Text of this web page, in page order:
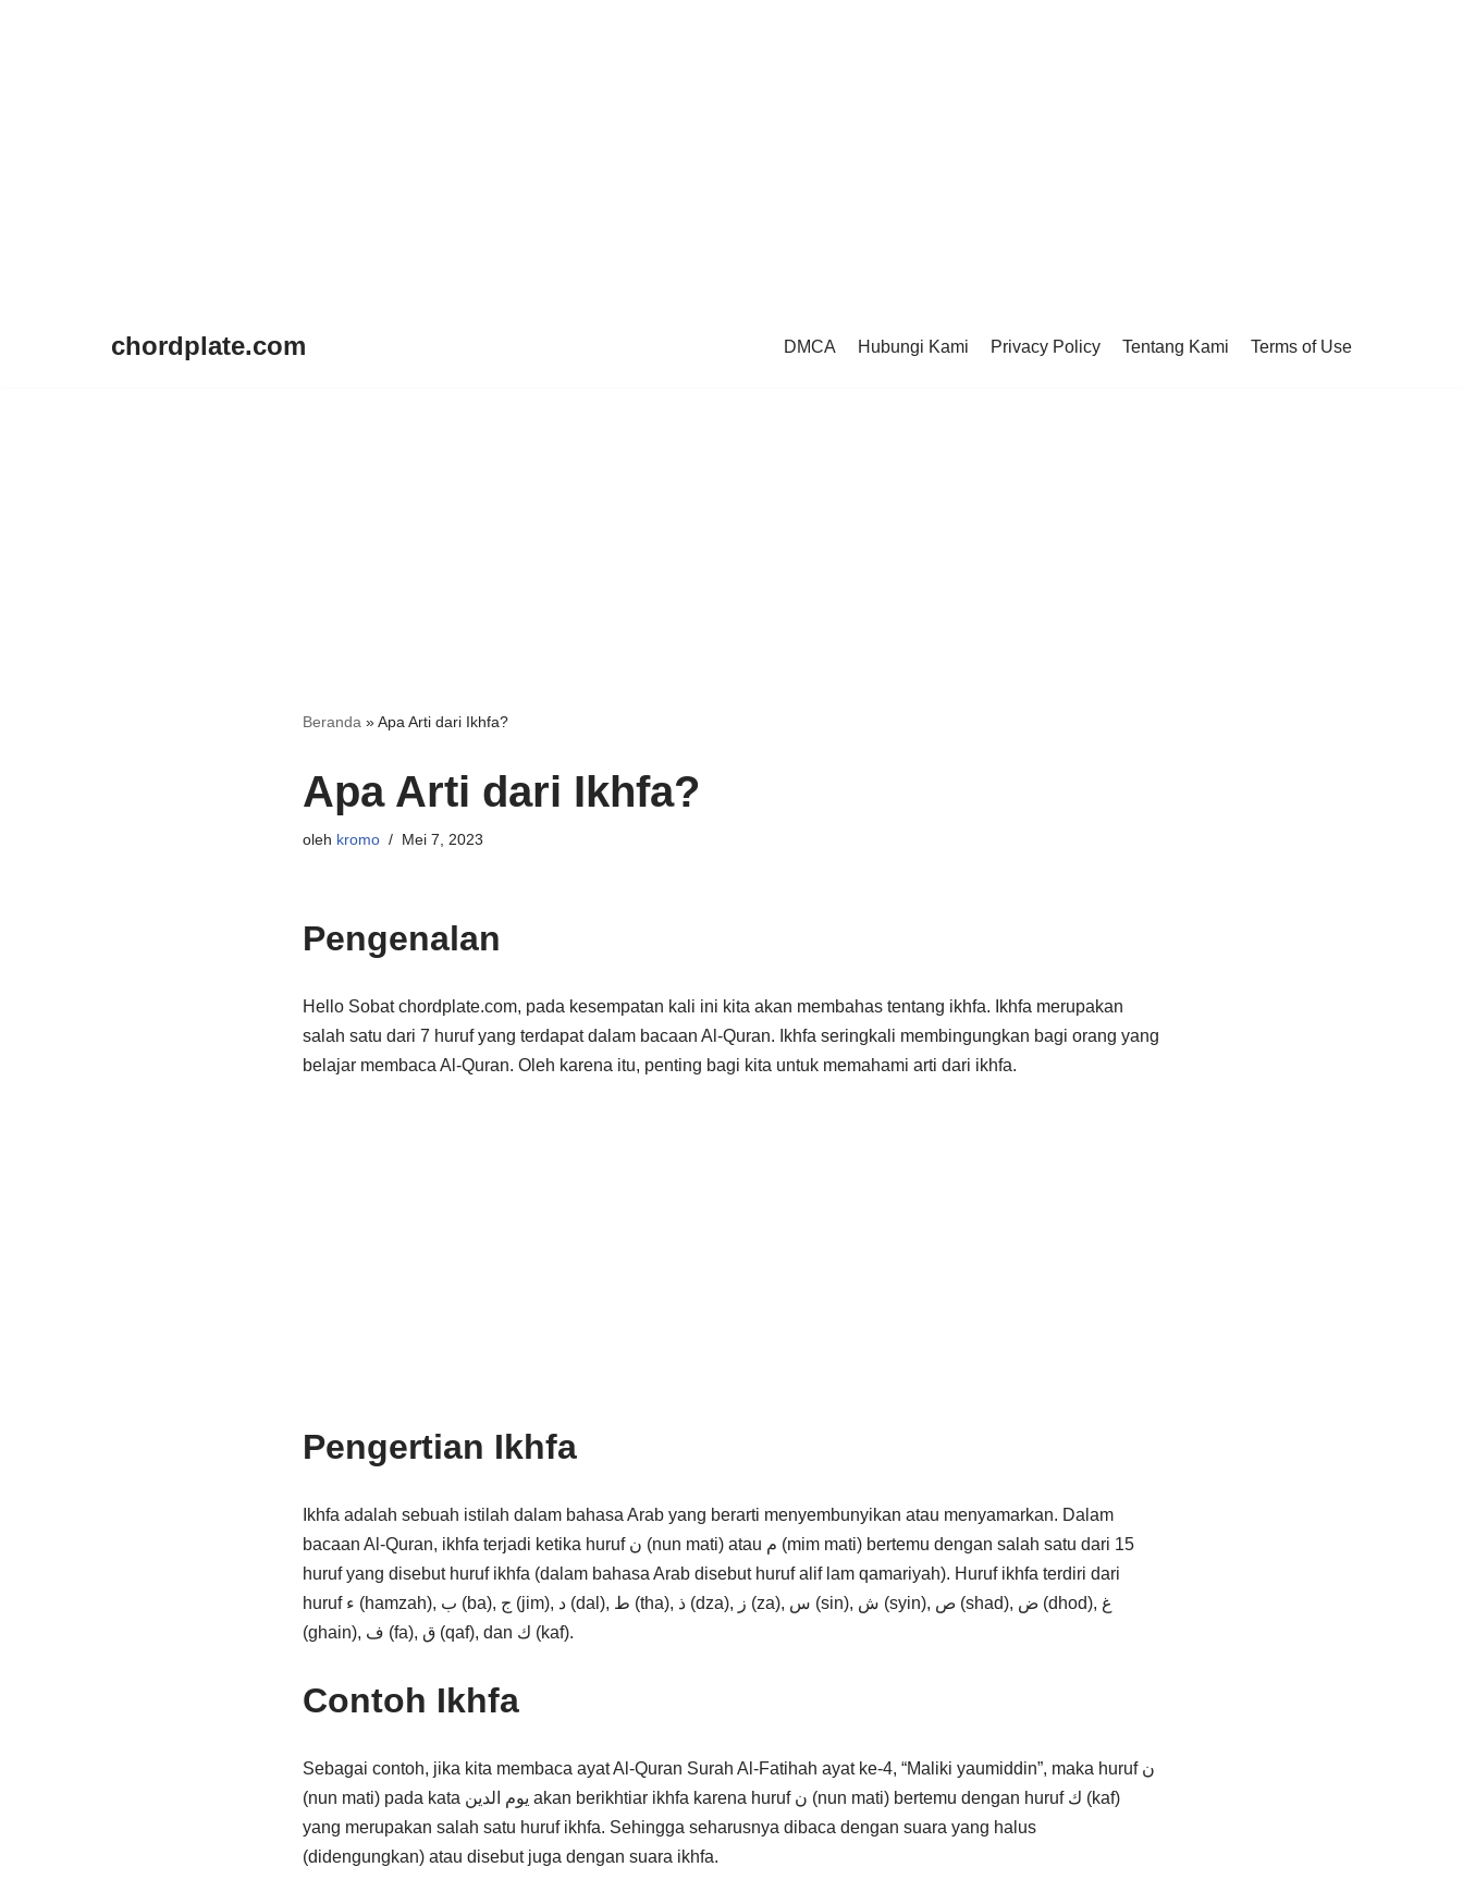
chordplate.com DMCA Hubungi Kami Privacy Policy Tentang Kami Terms of Use
Beranda »Apa Arti dari Ikhfa?
Apa Arti dari Ikhfa?
oleh kromo Mei 7, 2023
Pengenalan
Hello Sobat chordplate.com, pada kesempatan kali ini kita akan membahas tentang ikhfa. Ikhfa merupakan
salah satu dari 7 huruf yang terdapat dalam bacaan Al-Quran. Ikhfa seringkali membingungkan bagi orang yang
belajar membaca Al-Quran. Oleh karena itu, penting bagi kita untuk memahami arti dari ikhfa.
Pengertian Ikhfa
Ikhfa adalah sebuah istilah dalam bahasa Arab yang berarti menyembunyikan atau menyamarkan. Dalam
bacaan Al-Quran, ikhfa terjadi ketika huruf ن (nun mati) atau م (mim mati) bertemu dengan salah satu dari 15
huruf yang disebut huruf ikhfa (dalam bahasa Arab disebut huruf alif lam qamariyah). Huruf ikhfa terdiri dari
huruf ء (hamzah), ب (ba), ج (jim), د (dal), ط (tha), ذ (dza), ز (za), س (sin), ش (syin), ص (shad), ض (dhod), غ
(ghain), ف (fa), ق (qaf), dan ك (kaf).
Contoh Ikhfa
Sebagai contoh, jika kita membaca ayat Al-Quran Surah Al-Fatihah ayat ke-4, “Maliki yaumiddin”, maka huruf ن
(nun mati) pada kata يوم الدين akan berikhtiar ikhfa karena huruf ن (nun mati) bertemu dengan huruf ك (kaf)
yang merupakan salah satu huruf ikhfa. Sehingga seharusnya dibaca dengan suara yang halus
(didengungkan) atau disebut juga dengan suara ikhfa.